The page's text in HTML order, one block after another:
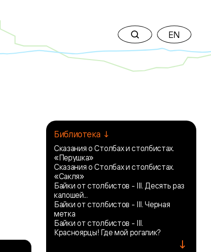
EN
Библиотека ↓
Сказания о Столбах и столбистах.
«Перушка»
Сказания о Столбах и столбистах.
«Сакля»
Байки от столбистов - III. Десять раз
калошей...
Байки от столбистов - III. Черная
метка
Байки от столбистов - III.
Красноярцы! Где мой рогалик?
↓